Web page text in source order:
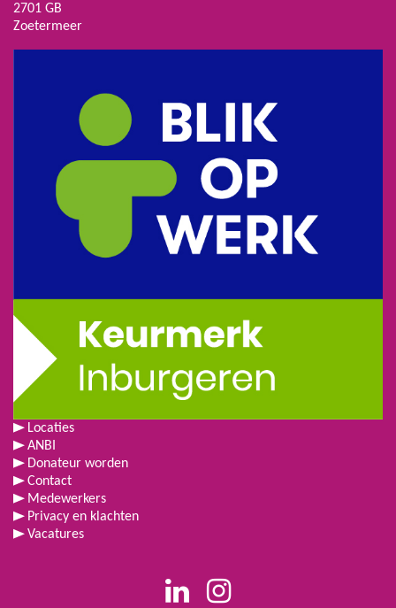
2701 GB
Zoetermeer
Locaties
ANBI
Donateur worden
Contact
Medewerkers
Privacy en klachten
Vacatures